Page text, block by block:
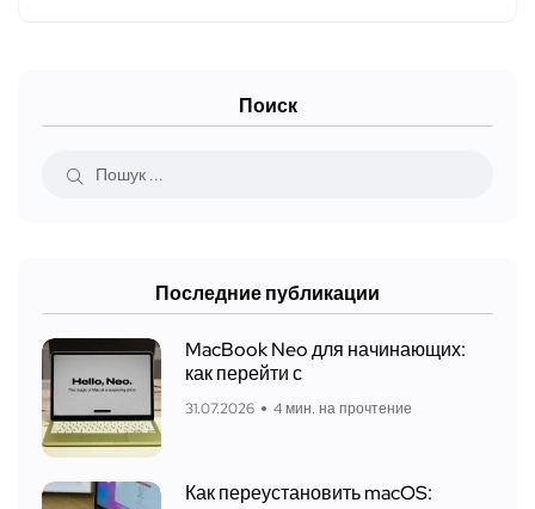
Поиск
Последние публикации
MacBook Neo для начинающих:
как перейти с
31.07.2026 4 мин. на прочтение
Как переустановить macOS: